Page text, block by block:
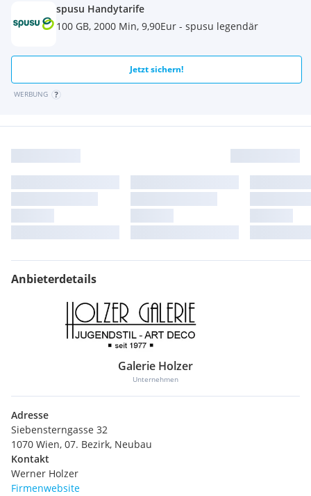
spusu Handytarife
100 GB, 2000 Min, 9,90Eur - spusu legendär
Jetzt sichern!
WERBUNG
Anbieterdetails
Galerie Holzer
Unternehmen
Adresse
Siebensterngasse 32
1070 Wien, 07. Bezirk, Neubau
Kontakt
Werner Holzer
Firmenwebsite